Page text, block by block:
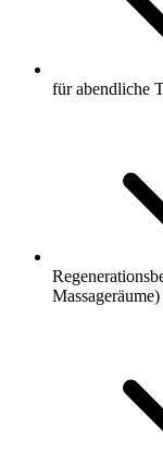
für abendliche
Massageräume)